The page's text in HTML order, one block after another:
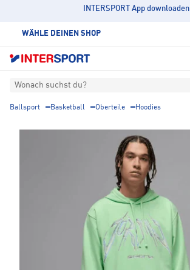
INTERSPORT App downloaden
WÄHLE DEINEN SHOP
Wonach suchst du?
Ballsport Basketball Oberteile Hoodies